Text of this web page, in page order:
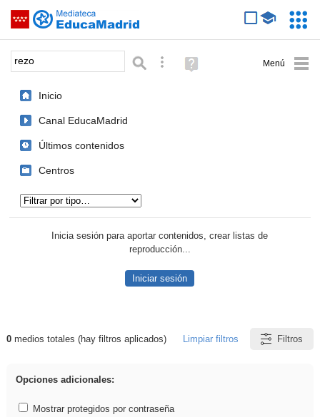
Saltar navegación
Palabra o frase: Búsqueda avanzada
Ayuda
(en
Inicio
Canal EducaMadrid
Últimos contenidos
Centros
Inicia sesión para aportar contenidos, crear listas de
reproducción...
Iniciar sesión
Resultados de: rezo
0medios totales (hay filtros aplicados) Limpiar filtros Filtros
Opciones adicionales:
Mostrar protegidos por contraseña